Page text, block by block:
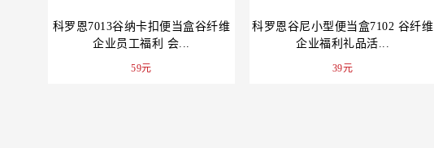
科罗恩7013谷纳卡扣便当盒谷纤维
企业员工福利 会...
59元
科罗恩谷尼小型便当盒7102 谷纤维
企业福利礼品活...
39元